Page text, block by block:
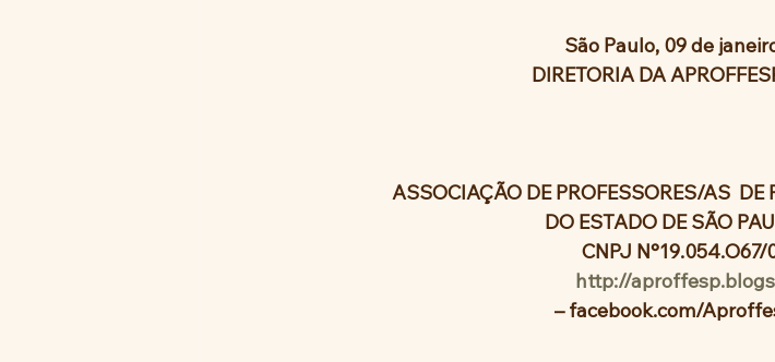
São Paulo, 09 de
DIRETORIA DA
ASSOCIAÇÃO DE PROFESSORES/AS
DO ESTADO DE SÃO
CNPJ
http://
– facebook.com/